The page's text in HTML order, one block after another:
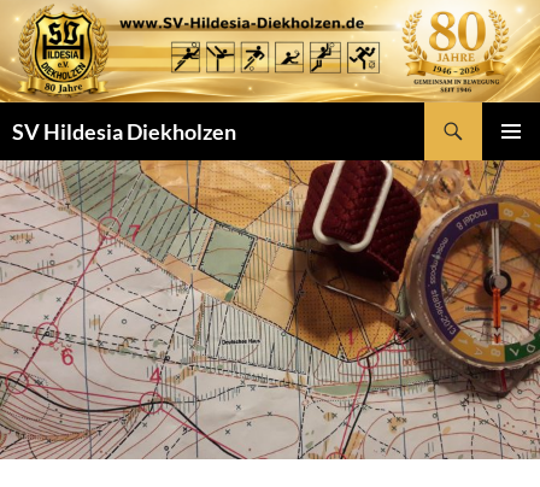
Zum
Inhalt
springen
SV Hildesia Diekholzen
MENÜ